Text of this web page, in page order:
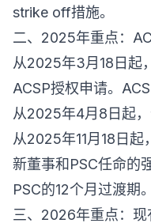
strike off措施。
二、2025年重点：
从2025年3月18日起
ACSP授权申请。
从2025年4月8日起，
从2025年11月18日起
新董事和PSC任命的
PSC的12个月过渡期。
三、2026年重点：现